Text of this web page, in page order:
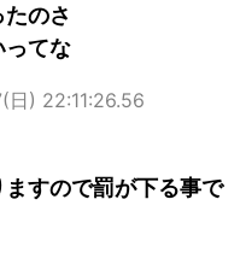
のさ
ってな
) 22:11:26.56
すので罰が下る事で